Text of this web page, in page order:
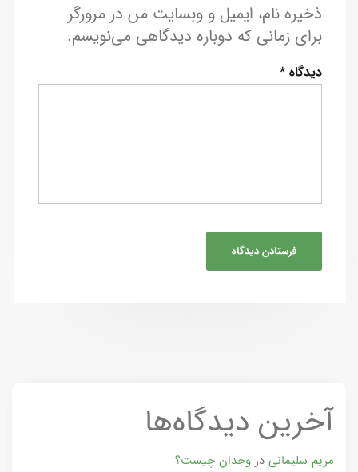
ذخیره نام، ایمیل و وبسایت من در مرورگر
برای زمانی که دوباره دیدگاهی می‌نویسم.
دیدگاه*
آخرین دیدگاه‌ها
مریم سلیمانی در وجدان چیست؟